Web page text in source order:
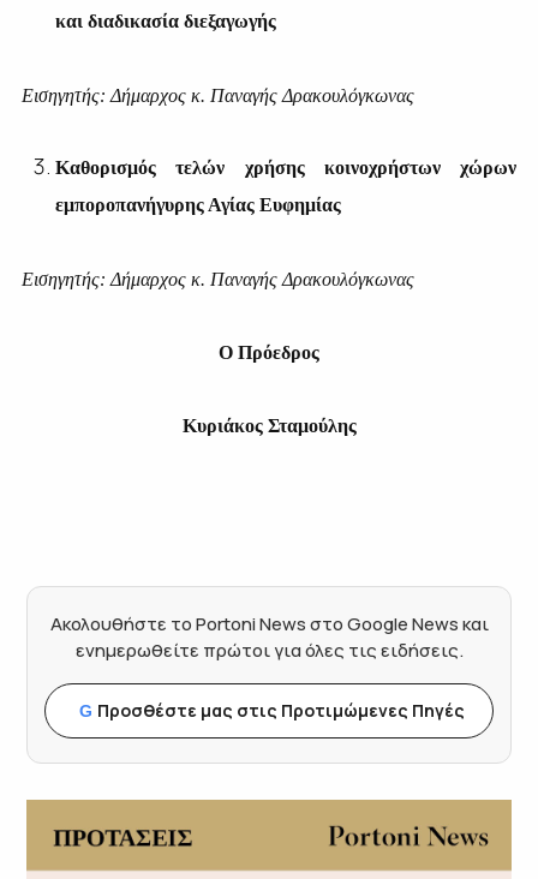
και διαδικασία διεξαγωγής
Εισηγητής: Δήμαρχος κ. Παναγής Δρακουλόγκωνας
Καθορισμός τελών χρήσης κοινοχρήστων χώρων
εμποροπανήγυρης Αγίας Ευφημίας
Εισηγητής: Δήμαρχος κ. Παναγής Δρακουλόγκωνας
Ο Πρόεδρος
Κυριάκος Σταμούλης
Ακολουθήστε το Portoni News στο Google News και
ενημερωθείτε πρώτοι για όλες τις ειδήσεις.
G Προσθέστε μας στις Προτιμώμενες Πηγές